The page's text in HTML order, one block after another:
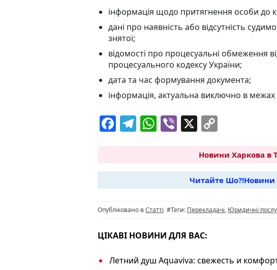
інформація щодо притягнення особи до
дані про наявність або відсутність
знятої;
відомості про процесуальні обмеження
процесуального кодексу України;
дата та час формування документа;
інформація, актуальна виключно в межах
F
e
b
o
k
T
g
ra
m
W
s
A
p
Vi X
p
y
Li
n
Новини Харкова в
Читайте Шо?!Новини
Опубліковано вСтатті #Теги: Перекладачі, Юридичні
ЦІКАВІ НОВИНИ ДЛЯ ВАС:
Летний душ Aquaviva: свежесть и